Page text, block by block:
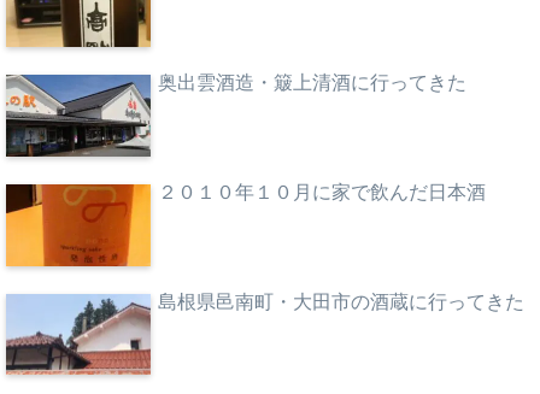
奥出雲酒造・簸上清酒に行ってきた
２０１０年１０月に家で飲んだ日本酒
島根県邑南町・大田市の酒蔵に行ってきた